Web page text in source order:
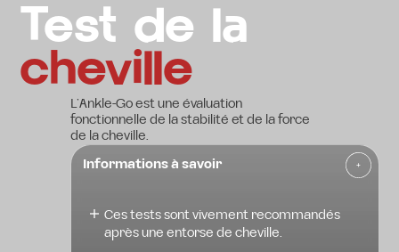
Test de la
cheville
L’Ankle-Go est une évaluation
fonctionnelle de la stabilité et de la force
de la cheville.
Informations à savoir
Ces tests sont vivement recommandés
après une entorse de cheville.